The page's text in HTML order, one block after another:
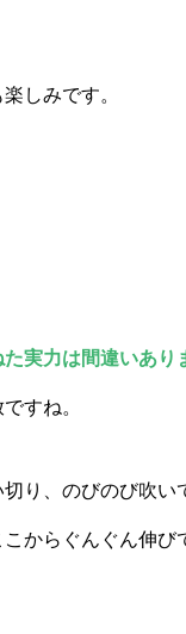
しみです。
実力は間違いあり
すね。
り、のびのび吹い
からぐんぐん伸び